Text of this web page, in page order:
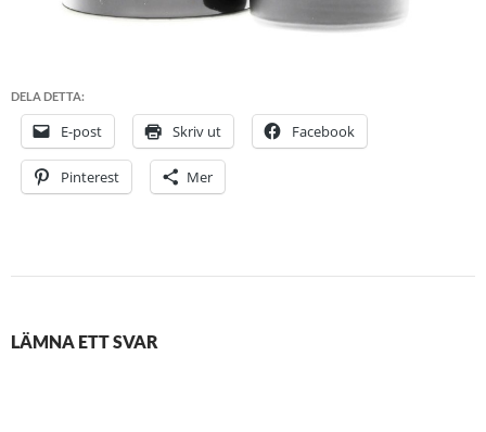
DELA DETTA:
E-post Skriv ut Facebook
Pinterest Mer
LÄMNA ETT SVAR